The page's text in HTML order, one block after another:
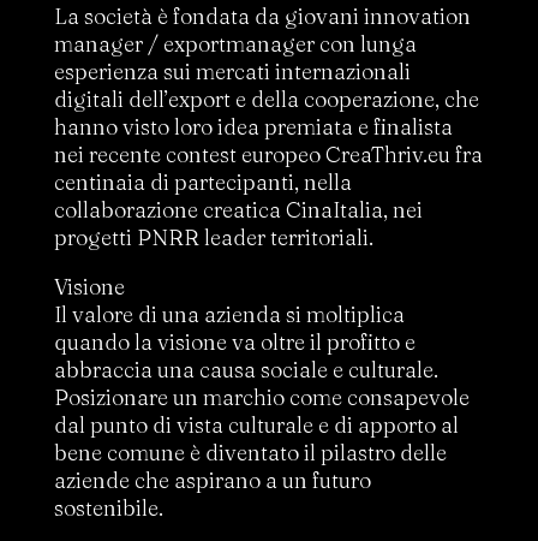
La società è fondata da giovani innovation
manager / exportmanager con lunga
esperienza sui mercati internazionali
digitali dell’export e della cooperazione, che
hanno visto loro idea premiata e finalista
nei recente contest europeo CreaThriv.eu fra
centinaia di partecipanti, nella
collaborazione creatica CinaItalia, nei
progetti PNRR leader territoriali.
Visione
Il valore di una azienda si moltiplica
quando la visione va oltre il profitto e
abbraccia una causa sociale e culturale.
Posizionare un marchio come consapevole
dal punto di vista culturale e di apporto al
bene comune è diventato il pilastro delle
aziende che aspirano a un futuro
sostenibile.